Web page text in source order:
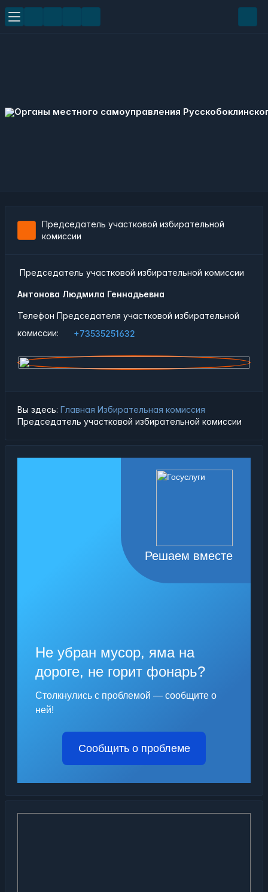
Председатель участковой избирательной
комиссии
Председатель участковой избирательной комиссии
Антонова Людмила Геннадьевна
Телефон Председателя участковой избирательной
комиссии:
+73535251632
Вы здесь: Главная Избирательная комиссия
Председатель участковой избирательной комиссии
Решаем вместе
Не убран мусор, яма на
дороге, не горит фонарь?
Столкнулись с проблемой — сообщите о
ней!
Сообщить о проблеме